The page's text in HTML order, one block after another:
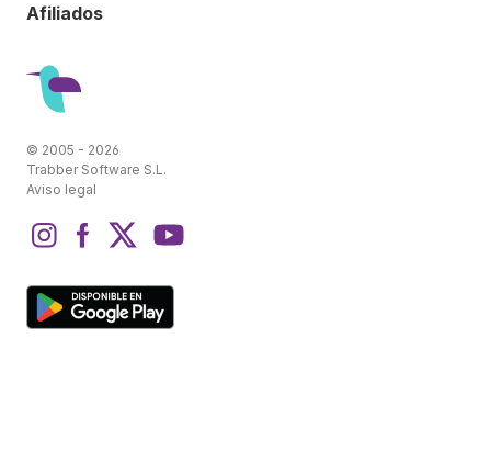
Afiliados
© 2005 - 2026
Trabber Software S.L.
Aviso legal